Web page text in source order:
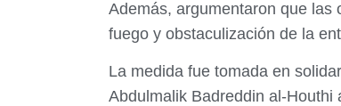
Además, argumentaron que las
fuego y obstaculización de la
La medida fue tomada en
Abdulmalik Badreddin al-